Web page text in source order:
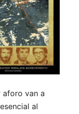
aforo van a
al